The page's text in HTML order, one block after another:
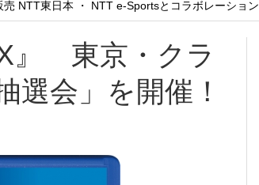
NTT東日本 ・ NTT e-Sportsとコラボレーション
』 東京・クラ
選会」を開催！